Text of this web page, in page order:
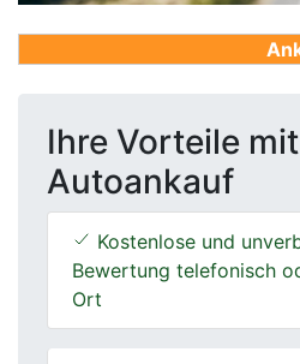
Ihre Vorteile
Autoankauf
Kostenlose und
Bewertung telefonisch
Ort